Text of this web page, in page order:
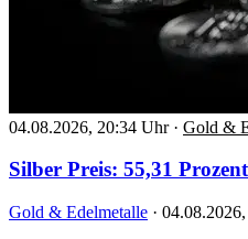
04.08.2026, 20:34 Uhr · Gold &
Silber Preis: 55,31
Gold & Edelmetalle ·